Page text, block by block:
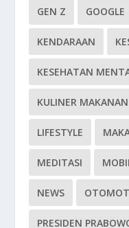
GEN Z GOOGLE
KENDARAAN
KESEHATAN
KULINER
LIFESTYLE
MEDITASI
NEWS
PRESIDEN